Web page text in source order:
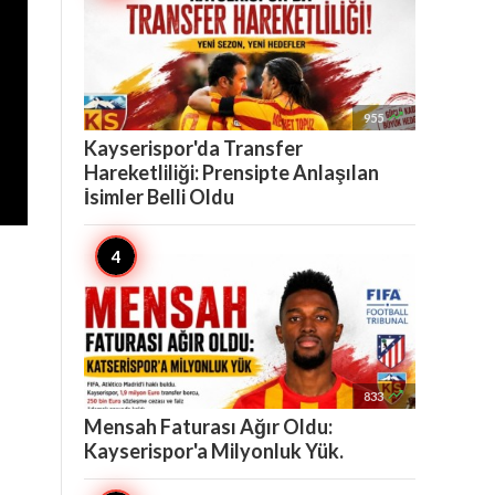
955 
Kayserispor'da Transfer
Hareketliliği: Prensipte Anlaşılan
İsimler Belli Oldu
833 
Mensah Faturası Ağır Oldu:
Kayserispor'a Milyonluk Yük.